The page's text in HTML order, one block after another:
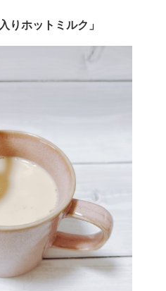
りホットミルク」